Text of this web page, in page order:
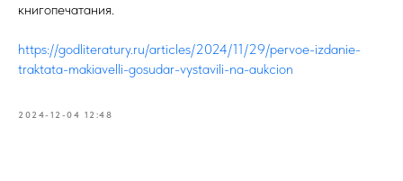
книгопечатания.
https://godliteratury.ru/articles/2024/11/29/pervoe-izdanie-
traktata-makiavelli-gosudar-vystavili-na-aukcion
2024-12-04 12:48